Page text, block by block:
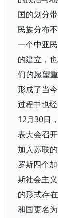
国的划分
民族分布
一个中亚
的建立，
们的愿望
形成了当
过程中也
12月30日
表大会召
加入苏联
罗斯四个
斯社会主
的形式存
和国更名